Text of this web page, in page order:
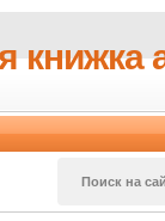
книжка
Поиск на